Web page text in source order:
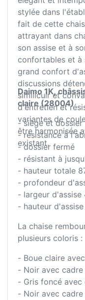
stylée dans
fait de cette
attrayant dans
son assise et à
confortables et à
grand confort
discussions
similicuir et
d'entretien et
variantes de
être harmonisée
existant.
Daimo 1K,
claire (28004)
- siège et
- résistance à
- dossier fermé
- résistant à
- hauteur totale
- profondeur
- largeur d'assise
- hauteur
La chaise
plusieurs coloris :
- Boue claire
- Noir avec cadre
- Gris foncé avec
- Noir avec